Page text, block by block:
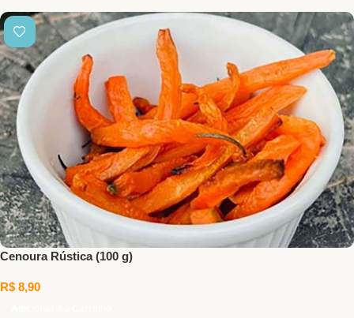
Cenoura Rústica (100 g)
R$ 8,90